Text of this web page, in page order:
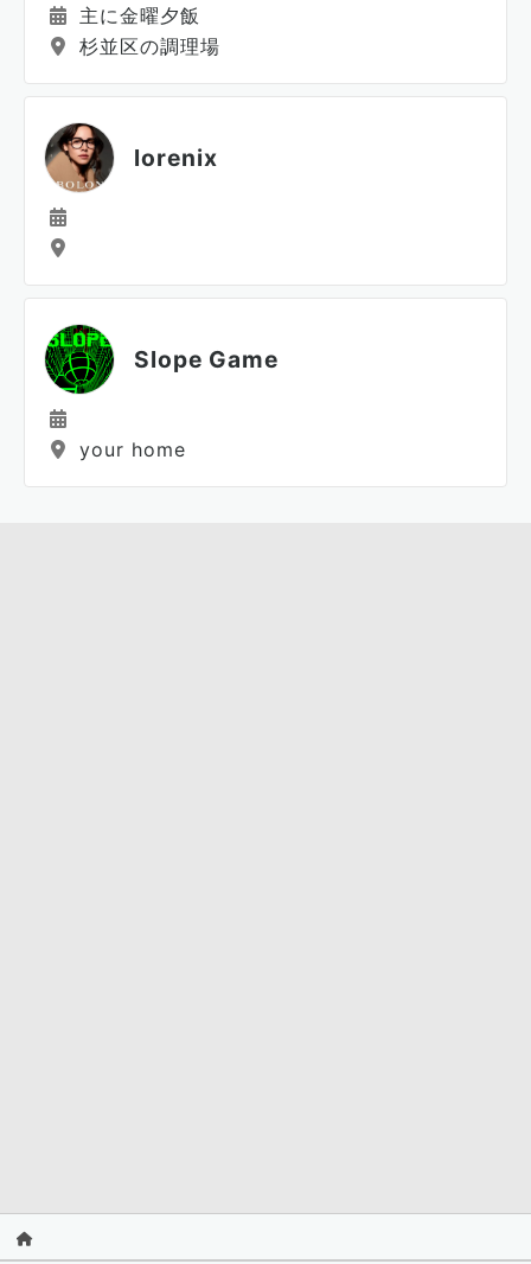
主に金曜夕飯
杉並区の調理場
lorenix
Slope Game
your home